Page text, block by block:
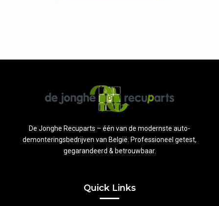
De Jonghe Recuparts – één van de modernste auto-
demonteringsbedrijven van België. Professioneel getest,
gegarandeerd & betrouwbaar.
Quick Links